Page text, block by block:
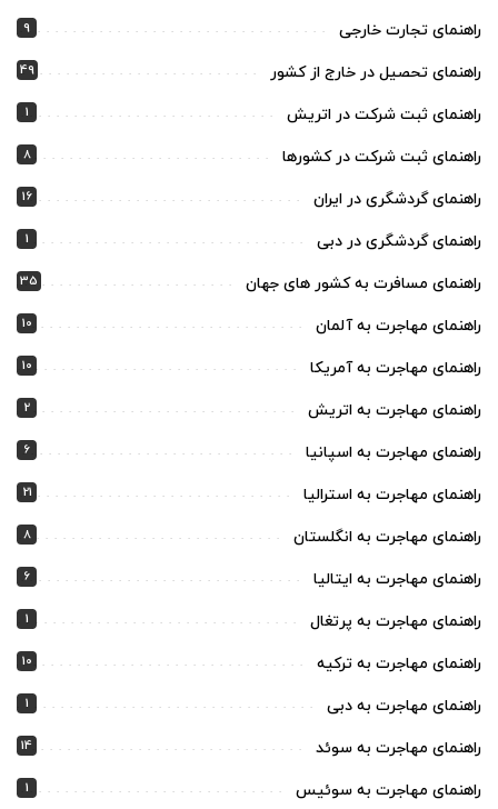
راهنمای تجارت خارجی 9
راهنمای تحصیل در خارج از کشور 49
راهنمای ثبت شرکت در اتریش 1
راهنمای ثبت شرکت در کشورها 8
راهنمای گردشگری در ایران 16
راهنمای گردشگری در دبی 1
راهنمای مسافرت به کشور های جهان 35
راهنمای مهاجرت به آلمان 10
راهنمای مهاجرت به آمریکا 10
راهنمای مهاجرت به اتریش 2
راهنمای مهاجرت به اسپانیا 6
راهنمای مهاجرت به استرالیا 21
راهنمای مهاجرت به انگلستان 8
راهنمای مهاجرت به ایتالیا 6
راهنمای مهاجرت به پرتغال 1
راهنمای مهاجرت به ترکیه 10
راهنمای مهاجرت به دبی 1
راهنمای مهاجرت به سوئد 14
راهنمای مهاجرت به سوئیس 1